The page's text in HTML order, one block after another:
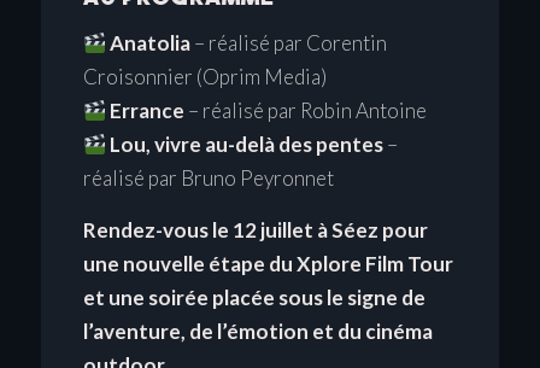
Anatolia– réalisé par Corentin
Croisonnier (Oprim Media)
Errance – réalisé par Robin Antoine
Lou, vivre au-delà des pentes–
réalisé par Bruno Peyronnet
Rendez-vous le 12 juillet à Séez pour
une nouvelle étape du Xplore Film Tour
et une soirée placée sous le signe de
l’aventure, de l’émotion et du cinéma